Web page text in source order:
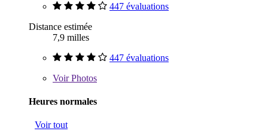
447 évaluations
Distance estimée
7,9 milles
447 évaluations
VoirPhotos
Heures normales
Voir tout